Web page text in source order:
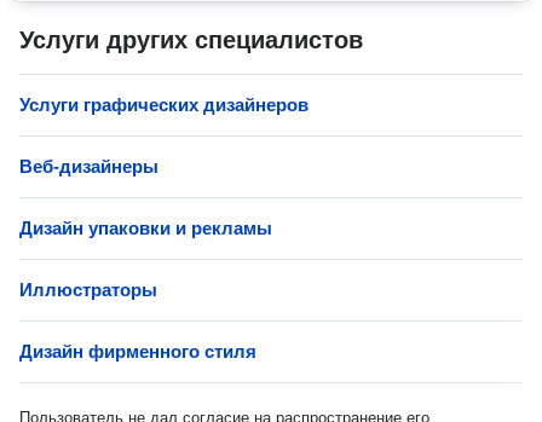
Услуги других специалистов
Услуги графических дизайнеров
Веб-дизайнеры
Дизайн упаковки и рекламы
Иллюстраторы
Дизайн фирменного стиля
Пользователь не дал согласие на распространение его